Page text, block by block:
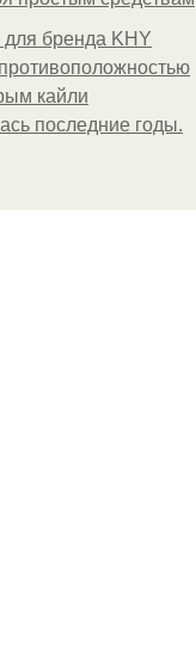
бренда KHY
кайли
последние годы.